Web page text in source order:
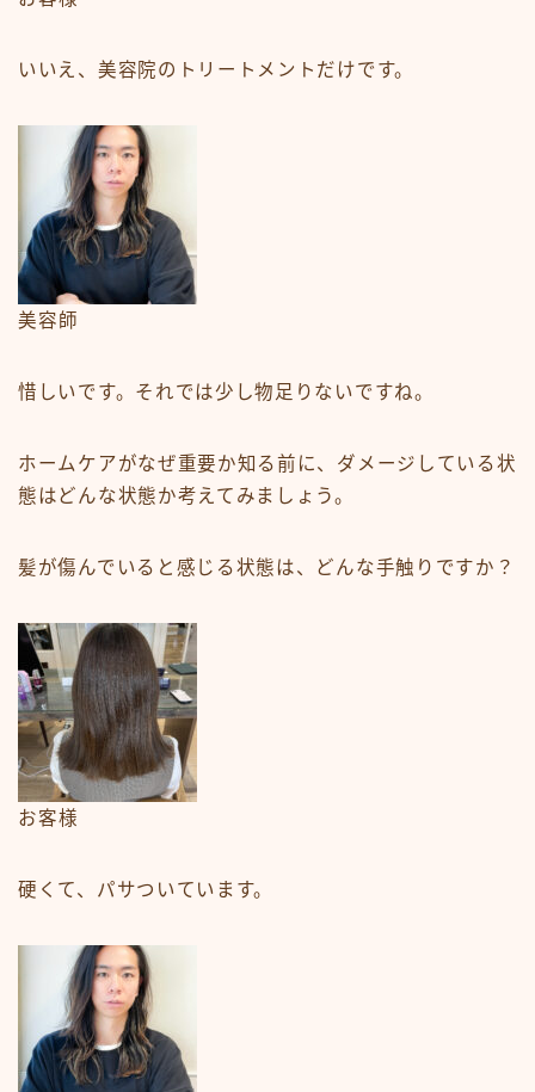
いいえ、美容院のトリートメントだけです。
美容師
惜しいです。それでは少し物足りないですね。
ホームケアがなぜ重要か知る前に、ダメージしている状
態はどんな状態か考えてみましょう。
髪が傷んでいると感じる状態は、どんな手触りですか？
お客様
硬くて、パサついています。